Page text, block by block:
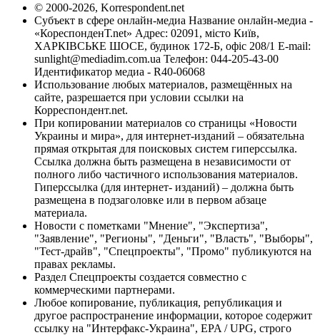
© 2000-2026, Korrespondent.net
Субъект в сфере онлайн-медиа Название онлайн-медиа -
«КореспонденТ.net» Адрес: 02091, місто Київ,
ХАРКІВСЬКЕ ШОСЕ, будинок 172-Б, офіс 208/1 E-mail:
sunlight@mediadim.com.ua Телефон: 044-205-43-00
Идентификатор медиа - R40-06068
Использование любых материалов, размещённых на
сайте, разрешается при условии ссылки на
Корреспондент.net.
При копировании материалов со страницы «Новости
Украины и мира», для интернет-изданий – обязательна
прямая открытая для поисковых систем гиперссылка.
Ссылка должна быть размещена в независимости от
полного либо частичного использования материалов.
Гиперссылка (для интернет- изданий) – должна быть
размещена в подзаголовке или в первом абзаце
материала.
Новости с пометками "Мнение", "Экспертиза",
"Заявление", "Регионы", "Деньги", "Власть", "Выборы",
"Тест-драйв", "Спецпроекты", "Промо" публикуются на
правах рекламы.
Раздел Спецпроекты создается совместно с
коммерческими партнерами.
Любое копирование, публикация, републикация и
другое распространение информации, которое содержит
ссылку на "Интерфакс-Украина", EPA / UPG, строго